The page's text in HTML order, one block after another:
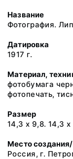
Название
Фотография.
Датировка
1917 г.
Материал,
фотобумага
фотопечать,
Размер
14,3 х 9,8. 14,3
Место
Россия, г.